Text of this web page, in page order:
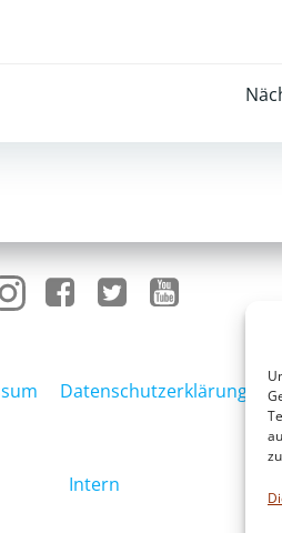
Datenschutzerklärung
Intern